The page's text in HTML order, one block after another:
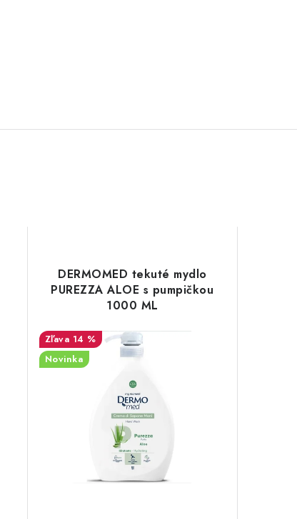
DERMOMED tekuté mydlo
PUREZZA ALOE s pumpičkou
1000 ML
14 %
Novinka